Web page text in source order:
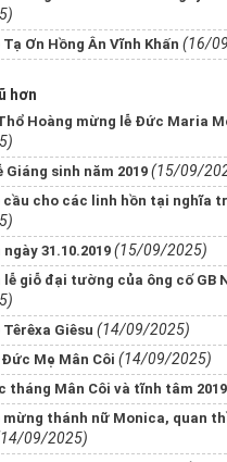
Ơn Hồng Ân Vĩnh Khấn (16/
hơn
Hoàng mừng lễ Đức Maria
Giáng sinh năm 2019 (15/09/
cầu cho các linh hồn tại nghĩa
31.10.2019 (15/09/2025)
lễ giỗ đại tường của ông cố GB
Giêsu (14/09/2025)
Mẹ Mân Côi (14/09/2025)
tháng Mân Côi và tĩnh tâm 2019
mừng thánh nữ Monica, quan
09/2025)